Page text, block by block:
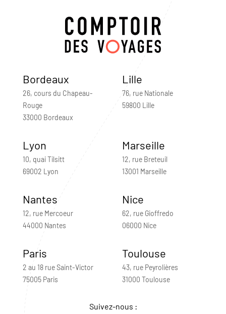
Bordeaux
26, cours du Chapeau-
Rouge
33000 Bordeaux
Lille
76, rue Nationale
59800 Lille
Lyon
10, quai Tilsitt
69002 Lyon
Marseille
12, rue Breteuil
13001 Marseille
Nantes
12, rue Mercoeur
44000 Nantes
Nice
62, rue Gioffredo
06000 Nice
Paris
2 au 18 rue Saint-Victor
75005 Paris
Toulouse
43, rue Peyrolières
31000 Toulouse
Suivez-nous :